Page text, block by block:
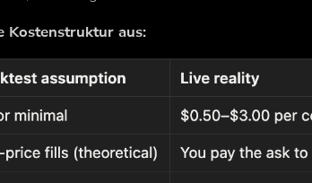
Kostenstruktur aus: